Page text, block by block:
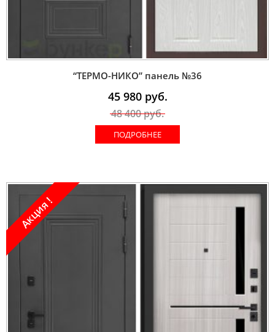
“ТЕРМО-НИКО” панель №36
45 980руб.
48 400руб.
ПОДРОБНЕЕ
Акция !